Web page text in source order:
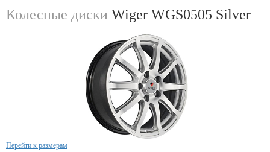
Колесные диски Wiger WGS0505 Silver
Перейти к размерам